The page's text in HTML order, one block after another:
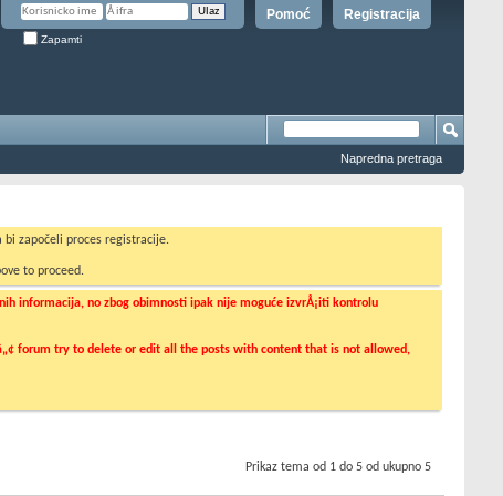
Registracija
Pomoć
Zapamti
Napredna pretraga
bi započeli proces registracije.
to proceed.
informacija, no zbog obimnosti ipak nije moguće izvrÅ¡iti kontrolu
forum try to delete or edit all the posts with content that is not allowed,
Prikaz tema od 1 do 5 od ukupno 5